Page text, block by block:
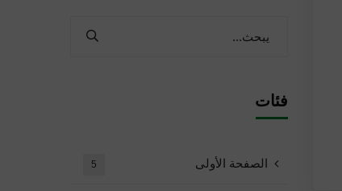
فئات
الصفحة الأولى 5